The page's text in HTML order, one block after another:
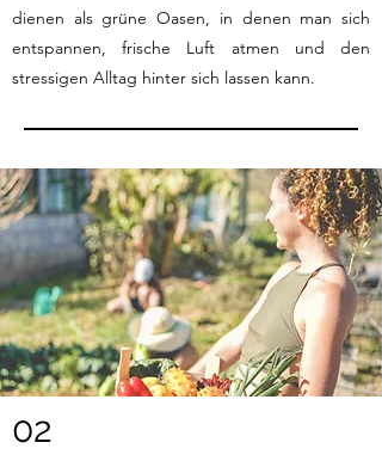
dienen als grüne Oasen, in denen man sich
entspannen, frische Luft atmen und den
stressigen Alltag hinter sich lassen kann.
02